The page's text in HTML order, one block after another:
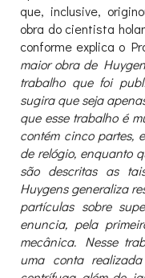
que, inclusive,
obra do cientista
conforme explica o
maior obra de
trabalho que foi
sugira que seja
que esse trabalho é
contém cinco partes,
de relógio, enquanto
são descritas as
Huygens generaliza
partículas sobre
enuncia, pela
mecânica. Nesse
uma conta